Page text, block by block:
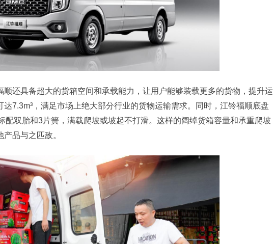
顺还具备超大的货箱空间和承载能力，让用户能够装载更多的货物，提升运
7.3m³，满足市场上绝大部分行业的货物运输需求。同时，江铃福顺底盘
配双胎和3片簧，满载爬坡或坡起不打滑。这样的阔绰货箱容量和承重爬坡
品与之匹敌。